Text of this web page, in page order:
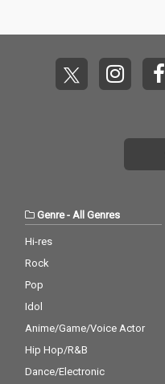
一曲。
Genre-All Genres
Hi-res
Rock
Pop
Idol
Anime/Game/Voice Actor
Hip Hop/R&B
Dance/Electronic